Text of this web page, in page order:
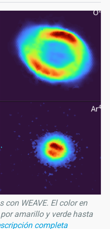
WEAVE. El color en
amarillo y verde hasta
completa